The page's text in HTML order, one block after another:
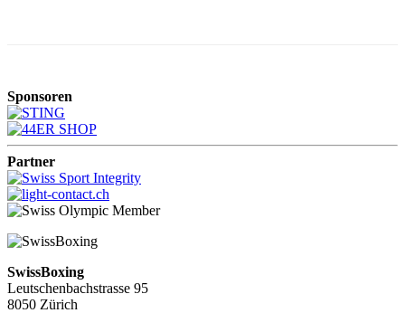
Sponsoren
Partner
SwissBoxing
Leutschenbachstrasse 95
8050 Zürich